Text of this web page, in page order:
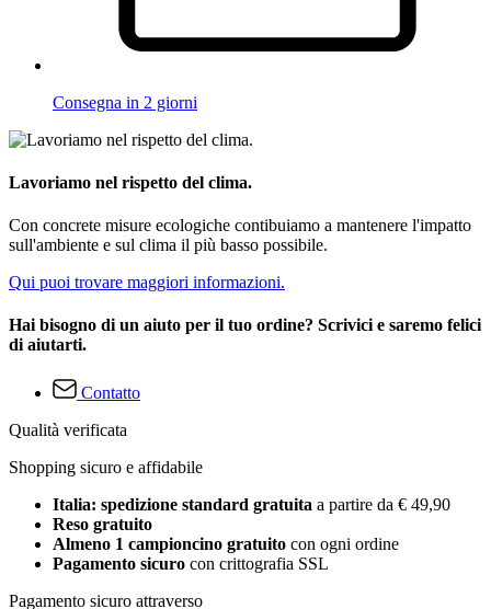
Consegna in 2 giorni
Lavoriamo nel rispetto del clima.
Con concrete misure ecologiche contibuiamo a mantenere l'impatto
sull'ambiente e sul clima il più basso possibile.
Qui puoi trovare maggiori informazioni.
Hai bisogno di un aiuto per il tuo ordine? Scrivici e saremo felici
di aiutarti.
Contatto
Qualità verificata
Shopping sicuro e affidabile
Italia: spedizione standard gratuita a partire da € 49,90
Reso gratuito
Almeno 1 campioncino gratuito con ogni ordine
Pagamento sicuro con crittografia SSL
Pagamento sicuro attraverso